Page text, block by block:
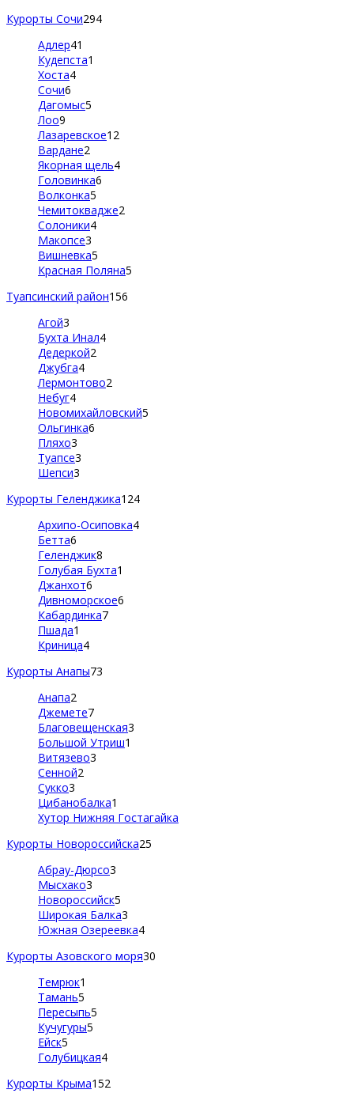
Курорты Сочи294
Адлер41
Кудепста1
Хоста4
Сочи6
Дагомыс5
Лоо9
Лазаревское12
Вардане2
Якорная щель4
Головинка6
Волконка5
Чемитоквадже2
Солоники4
Макопсе3
Вишневка5
Красная Поляна5
Туапсинский район156
Агой3
Бухта Инал4
Дедеркой2
Джубга4
Лермонтово2
Небуг4
Новомихайловский5
Ольгинка6
Пляхо3
Туапсе3
Шепси3
Курорты Геленджика124
Архипо-Осиповка4
Бетта6
Геленджик8
Голубая Бухта1
Джанхот6
Дивноморское6
Кабардинка7
Пшада1
Криница4
Курорты Анапы73
Анапа2
Джемете7
Благовещенская3
Большой Утриш1
Витязево3
Сенной2
Сукко3
Цибанобалка1
Хутор Нижняя Гостагайка
Курорты Новороссийска25
Абрау-Дюрсо3
Мысхако3
Новороссийск5
Широкая Балка3
Южная Озереевка4
Курорты Азовского моря30
Темрюк1
Тамань5
Пересыпь5
Кучугуры5
Ейск5
Голубицкая4
Курорты Крыма152